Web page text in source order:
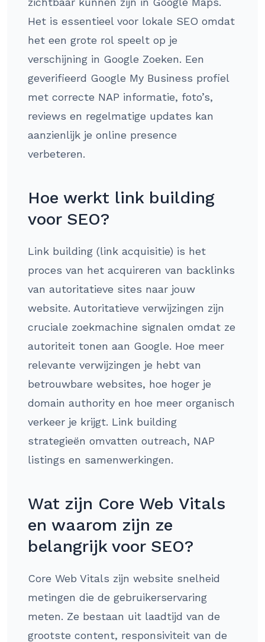
Het is essentieel voor lokale SEO omdat
het een grote rol speelt op je
verschijning in Google Zoeken. Een
geverifieerd Google My Business profiel
met correcte NAP informatie, foto’s,
reviews en regelmatige updates kan
aanzienlijk je online presence
verbeteren.
Hoe werkt link building
voor SEO?
Link building (link acquisitie) is het
proces van het acquireren van backlinks
van autoritatieve sites naar jouw
website. Autoritatieve verwijzingen zijn
cruciale zoekmachine signalen omdat ze
autoriteit tonen aan Google. Hoe meer
relevante verwijzingen je hebt van
betrouwbare websites, hoe hoger je
domain authority en hoe meer organisch
verkeer je krijgt. Link building
strategieën omvatten outreach, NAP
listings en samenwerkingen.
Wat zijn Core Web Vitals
en waarom zijn ze
belangrijk voor SEO?
Core Web Vitals zijn website snelheid
metingen die de gebruikerservaring
meten. Ze bestaan uit laadtijd van de
grootste content, responsiviteit van de